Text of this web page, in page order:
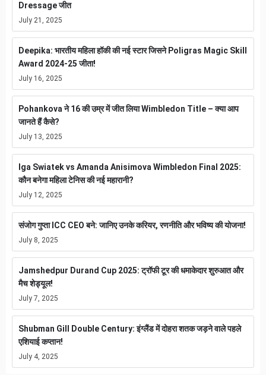
Dressage जीत
July 21, 2025
Deepika: भारतीय महिला हॉकी की नई स्टार जिसने Poligras Magic Skill
Award 2024-25 जीता!
July 16, 2025
Pohankova ने 16 की उम्र में जीत लिया Wimbledon Title – क्या आप
जानते हैं कैसे?
July 13, 2025
Iga Swiatek vs Amanda Anisimova Wimbledon Final 2025:
कौन बनेगा महिला टेनिस की नई महारानी?
July 12, 2025
संजोग गुप्ता ICC CEO बने: जानिए उनके करियर, रणनीति और भविष्य की योजना!
July 8, 2025
Jamshedpur Durand Cup 2025: ट्रॉफी टूर की धमाकेदार शुरुआत और
मैच शेड्यूल!
July 7, 2025
Shubman Gill Double Century: इंग्लैंड में दोहरा शतक जड़ने वाले पहले
एशियाई कप्तान!
July 4, 2025